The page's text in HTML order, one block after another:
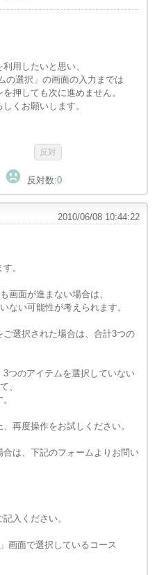
用したいと思い、
の選択」の画面の入力までは
押しても次に進めません。
くお願いします。
反対数:0
2010/06/08 10:44:22
。
画面が進まない場合は、
ない可能性が考えられます。
選択された場合は、合計3つの
3つのアイテムを選択していない
、
再度操作をお試しください。
は、下記のフォームよりお問い
入ください。
画面で選択しているコース